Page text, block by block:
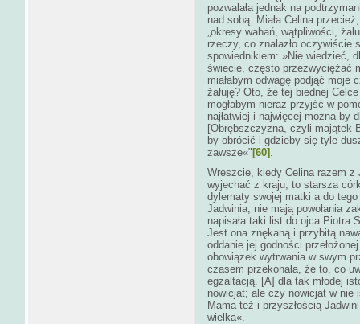
pozwalała jednak na
nad sobą. Miała Celina
„okresy wahań, wątpliwości,
rzeczy, co znalazło oczywiście
spowiednikiem: »Nie wiedzieć,
świecie, często przezwyciężać
miałabym odwagę podjąć moje
żałuję? Oto, że tej biednej
mogłabym nieraz przyjść w
najłatwiej i najwięcej można by
[Obrębszczyzna, czyli majątek
by obrócić i gdzieby się tyle
zawsze«" [60] .
Wreszcie, kiedy Celina razem z
wyjechać z kraju, to starsza
dylematy swojej matki a do
Jadwinia, nie mają powołania
napisała taki list do ojca Piotra
Jest ona znękaną i przybitą
oddanie jej godności
obowiązek wytrwania w swym
czasem przekonała, że to, co
egzaltacją. [A] dla tak młodej
nowicjat; ale czy nowicjat w nie
Mama też i przyszłością
wielka«.